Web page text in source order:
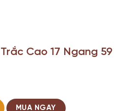
Cao 17 Ngang 59
MUA NGAY